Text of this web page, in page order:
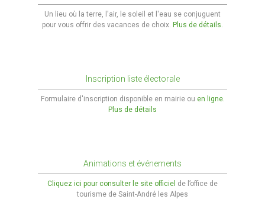
Aménagement du territoire
Un lieu où la terre, l'air, le soleil et l'eau se conjuguent
pour vous offrir des vacances de choix. Plus de détails.
Inscription liste électorale
Formulaire d'inscription disponible en mairie ou en ligne.
Plus de détails
Animations et événements
Cliquez ici pour consulter le site officiel de l’office de
tourisme de Saint-André les Alpes